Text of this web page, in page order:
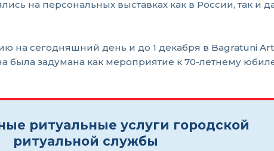
на персональных выставках как в России, так и
на сегодняшний день и до 1 декабря в Bagratuni
была задумана как мероприятие к 70-летнему
ритуальные услуги городской
ритуальной службы